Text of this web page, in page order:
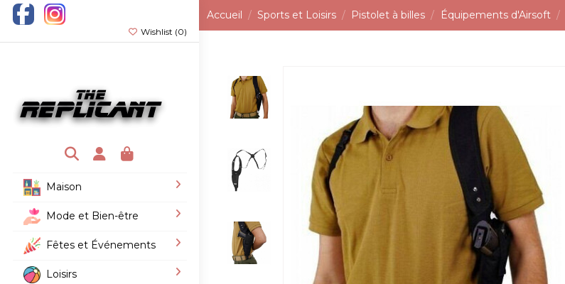
Wishlist (0)
Maison
Mode et Bien-être
Fêtes et Événements
Loisirs
Accueil Sports et Loisirs Pistolet à billes Équipements d'Airsoft